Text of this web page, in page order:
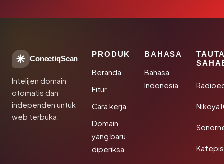
ConectiqScan
Intelijen domain
otomatis dan
independen untuk
web terbuka.
PRODUK
Beranda
Fitur
Cara kerja
Domain
yang baru
diperiksa
BAHASA
Bahasa
Indonesia